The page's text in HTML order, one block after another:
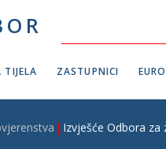
TIJELA ZASTUPNICI
Izvješće Odbora